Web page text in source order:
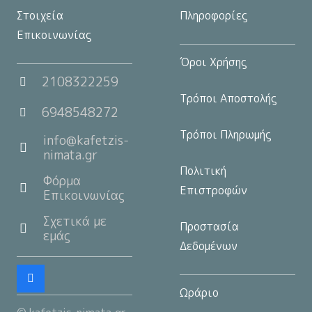
Στοιχεία
Επικοινωνίας
2108322259
6948548272
info@kafetzis-
nimata.gr
Φόρμα
Επικοινωνίας
Σχετικά με
εμάς
Πληροφορίες
Όροι Χρήσης
Τρόποι Αποστολής
Τρόποι Πληρωμής
Πολιτική
Επιστροφών
Προστασία
Δεδομένων
Ωράριο